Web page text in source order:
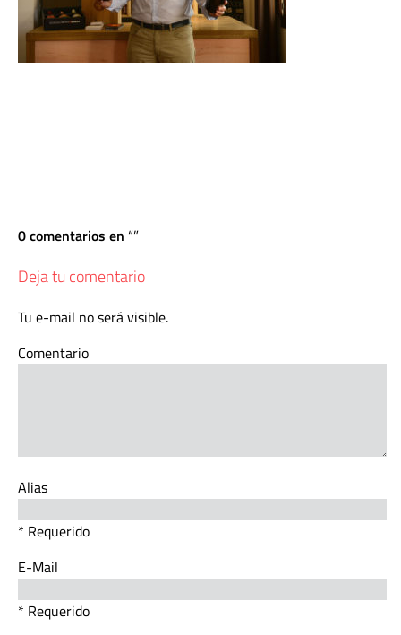
0 comentarios en
Deja tu comentario
Tu e-mail no será visible.
Comentario
Alias
* Requerido
E-Mail
* Requerido